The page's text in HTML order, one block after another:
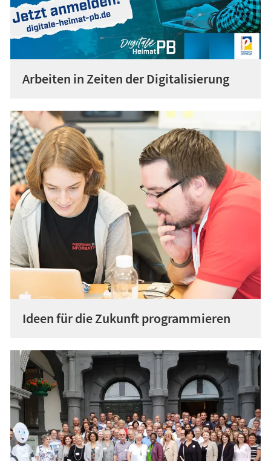
Arbeiten in Zeiten der Digitalisierung
Ideen für die Zukunft programmieren